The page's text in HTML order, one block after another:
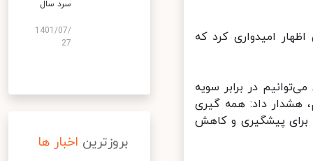
امیدواری کرد که
در برابر سویه
داد: همه گیری
پیشگیری و کاهش
سرد سال
1401/07/
27
بروزترین اخبار ها